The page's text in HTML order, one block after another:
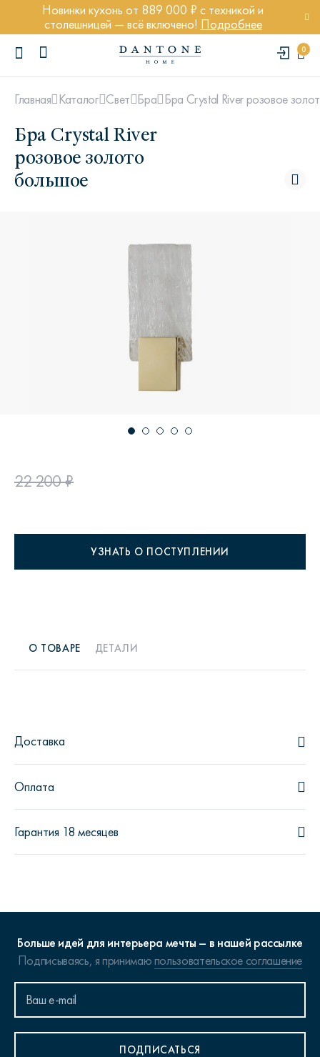
Новинки кухонь от 889 000 ₽ с техникой и
столешницей — всё включено! Подробнее
0
ПОПУЛЯРНЫЕ ЗАПРОСЫ
Главная Каталог Свет Бра Бра Crystal River розовое
Бра Crystal River
розовое золото
большое
22 200 ₽
УЗНАТЬ О ПОСТУПЛЕНИИ
О ТОВАРЕ ДЕТАЛИ
Доставка
Оплата
Гарантия 18 месяцев
Больше идей для интерьера мечты – в нашей рассылке
Подписываясь, я принимаюпользовательское соглашение
ПОДПИСАТЬСЯ